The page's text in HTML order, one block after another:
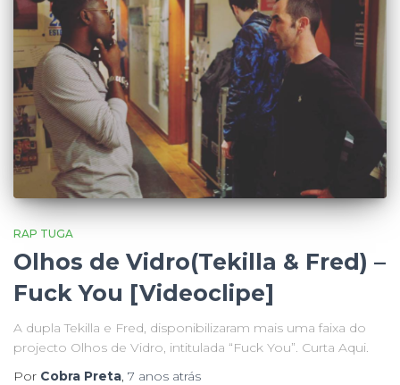
RAP TUGA
Olhos de Vidro(Tekilla & Fred) –
Fuck You [Videoclipe]
A dupla Tekilla e Fred, disponibilizaram mais uma faixa do
projecto Olhos de Vidro, intitulada “Fuck You”. Curta Aqui.
Por Cobra Preta, 7 anos atrás